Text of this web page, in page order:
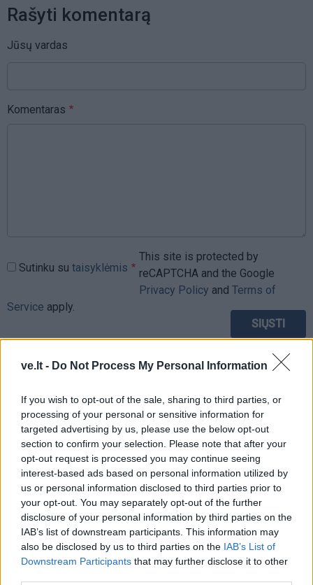
ve.lt - Do Not Process My Personal Information
If you wish to opt-out of the sale, sharing to third parties, or
processing of your personal or sensitive information for
targeted advertising by us, please use the below opt-out
section to confirm your selection. Please note that after your
opt-out request is processed you may continue seeing
interest-based ads based on personal information utilized by
us or personal information disclosed to third parties prior to
your opt-out. You may separately opt-out of the further
disclosure of your personal information by third parties on the
IAB’s list of downstream participants. This information may
also be disclosed by us to third parties on the IAB’s List of
Downstream Participants that may further disclose it to other
Rašyti komentarą
Jūsų vardas
Komentaras
Sutinku su taisyklėmis
This site is protected by
reCAPTCHA and the Google
Privacy Policy and Terms of
Service apply.
TAIP PAT SKAITYKITE